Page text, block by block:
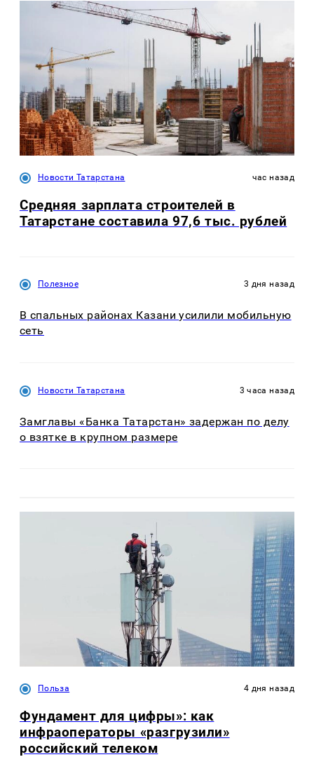
Новости Татарстана час назад
Средняя зарплата строителей в
Татарстане составила 97,6 тыс. рублей
Полезное 3 дня назад
В спальных районах Казани усилили мобильную
сеть
Новости Татарстана 3 часа назад
Замглавы «Банка Татарстан» задержан по делу
о взятке в крупном размере
Польза 4 дня назад
Фундамент для цифры»: как
инфраоператоры «разгрузили»
российский телеком